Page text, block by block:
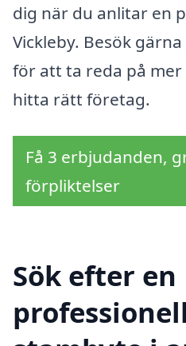
dig när du anlitar en
Vickleby. Besök gärna
för att ta reda på
hitta rätt företag.
Få 3 erbjudanden,
förpliktelser
Sök efter en